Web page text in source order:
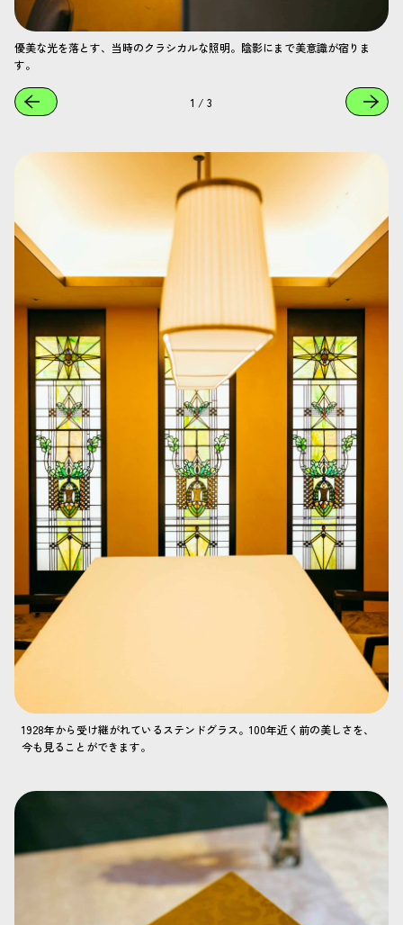
優美な光を落とす、当時のクラシカルな照明。陰影にまで美意識が宿りま
す。
1 / 3
1928年から受け継がれているステンドグラス。100年近く前の美しさを、
今も見ることができます。